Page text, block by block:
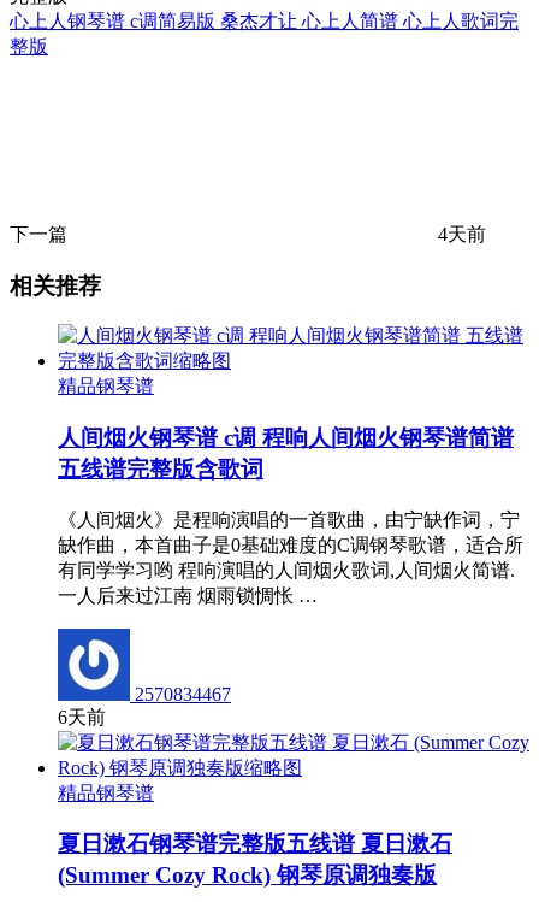
心上人钢琴谱 c调简易版 桑杰才让 心上人简谱 心上人歌词完
整版
下一篇 4天前
相关推荐
精品钢琴谱
人间烟火钢琴谱 c调 程响人间烟火钢琴谱简谱
五线谱完整版含歌词
《人间烟火》是程响演唱的一首歌曲，由宁缺作词，宁
缺作曲，本首曲子是0基础难度的C调钢琴歌谱，适合所
有同学学习哟 程响演唱的人间烟火歌词,人间烟火简谱.
一人后来过江南 烟雨锁惆怅 …
2570834467
6天前
精品钢琴谱
夏日漱石钢琴谱完整版五线谱 夏日漱石
(Summer Cozy Rock) 钢琴原调独奏版